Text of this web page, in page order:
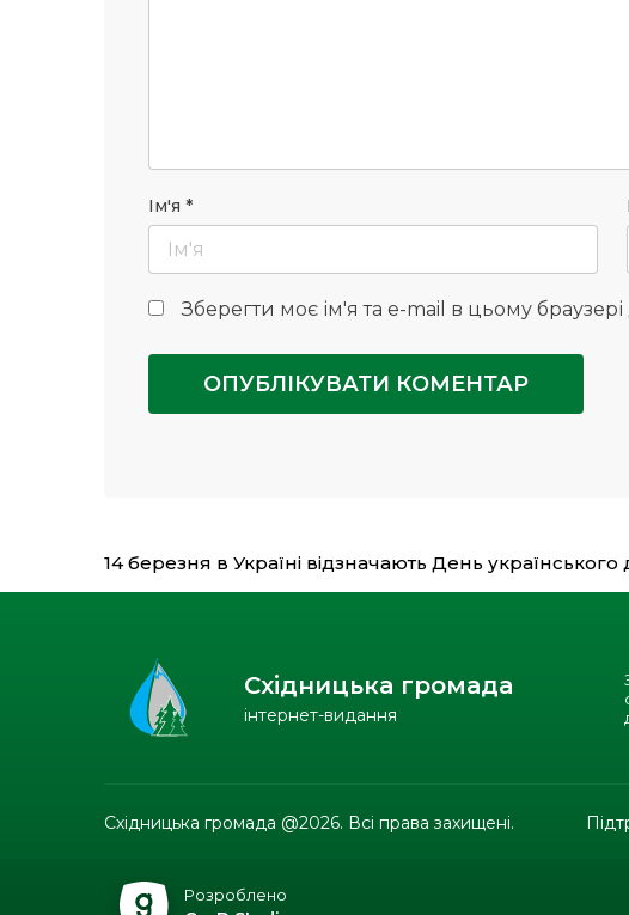
Ім'я *
Зберегти моє ім'я та e-mail в цьому
14 березня в Україні відзначають День
Східницька громада
інтернет-видання
Східницька громада @2026. Всі права захищені.
Розроблено